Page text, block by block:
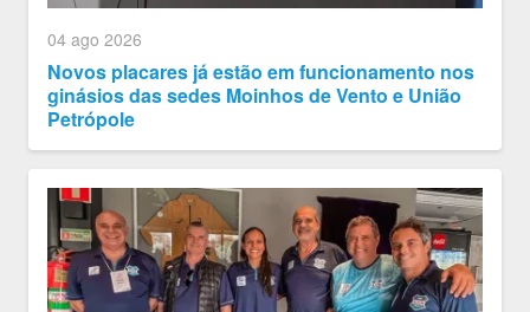
04 ago 2026
Novos placares já estão em funcionamento nos
ginásios das sedes Moinhos de Vento e União
Petrópole